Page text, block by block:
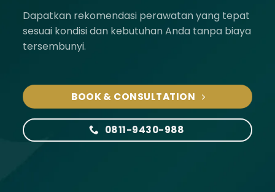
Dapatkan rekomendasi perawatan yang tepat
sesuai kondisi dan kebutuhan Anda tanpa biaya
tersembunyi.
BOOK & CONSULTATION
0811-9430-988